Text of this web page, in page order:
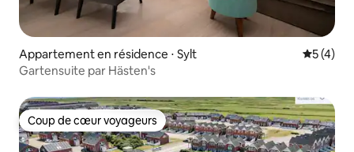
Appartement en résidence ⋅ Sylt
5 (4)
Gartensuite par Hästen's
Coup de cœur voyageurs
Coup de cœur voyageurs